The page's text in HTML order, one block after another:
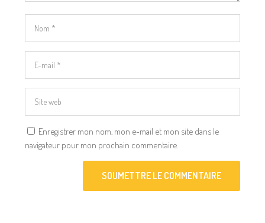
Enregistrer mon nom, mon e-mail et mon site dans le
navigateur pour mon prochain commentaire.
SOUMETTRE LE COMMENTAIRE